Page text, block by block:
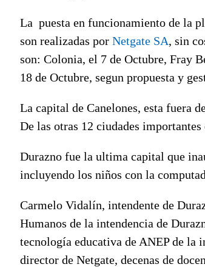
La puesta en funcionamiento de la
son realizadas por Netgate SA, sin
son: Colonia, el 7 de Octubre, Fray
18 de Octubre, segun propuesta y
La capital de Canelones, esta fuera
De las otras 12 ciudades
Durazno fue la ultima capital que
incluyendo los niños con la
Carmelo Vidalín, intendente de
Humanos de la intendencia de
tecnología educativa de ANEP de la
director de Netgate, decenas de